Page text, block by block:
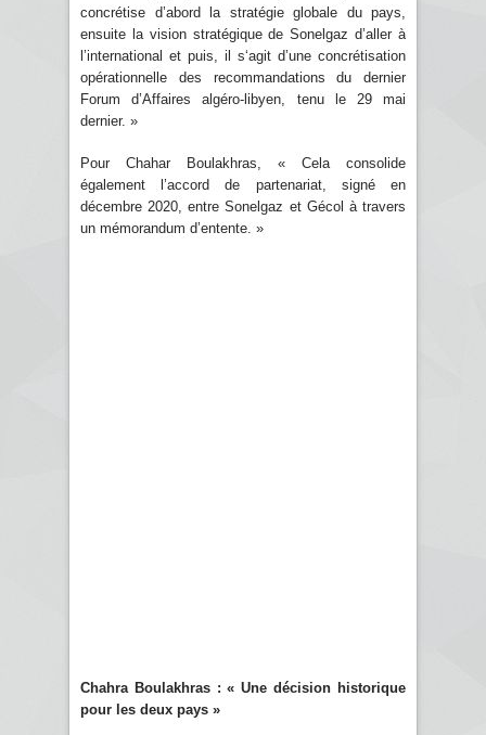
concrétise d’abord la stratégie globale du pays,
ensuite la vision stratégique de Sonelgaz d’aller à
l’international et puis, il s‘agit d’une concrétisation
opérationnelle des recommandations du dernier
Forum d’Affaires algéro-libyen, tenu le 29 mai
dernier. »
Pour Chahar Boulakhras, « Cela consolide
également l’accord de partenariat, signé en
décembre 2020, entre Sonelgaz et Gécol à travers
un mémorandum d’entente. »
Chahra Boulakhras : « Une décision historique
pour les deux pays »